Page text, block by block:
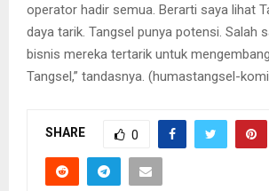
operator hadir semua. Berarti saya lihat
daya tarik. Tangsel punya potensi. Salah
bisnis mereka tertarik untuk
Tangsel,” tandasnya. (humastangsel-
SHARE 0